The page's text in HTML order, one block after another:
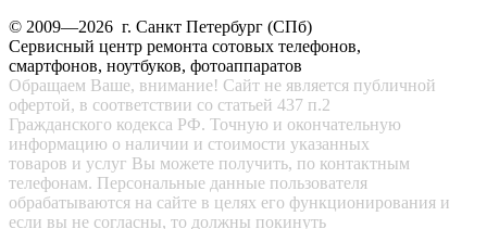
© 2009—2026 г. Санкт Петербург (СПб)
Сервисный центр ремонта сотовых телефонов,
смартфонов, ноутбуков, фотоаппаратов
Обращаем Ваше, внимание! Сайт не является публичной
офертой, в соответствии со статьей 437 п.2
Гражданского кодекса РФ. Точную и окончательную
информацию о наличии и стоимости указанных
товаров и услуг Вы можете получить, по контактным
телефонам. Персональные данные пользователя
обрабатываются на сайте в целях его функционирования и
если вы не согласны, то должны покинуть